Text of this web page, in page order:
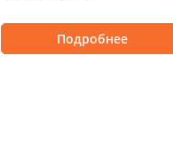
Подробнее